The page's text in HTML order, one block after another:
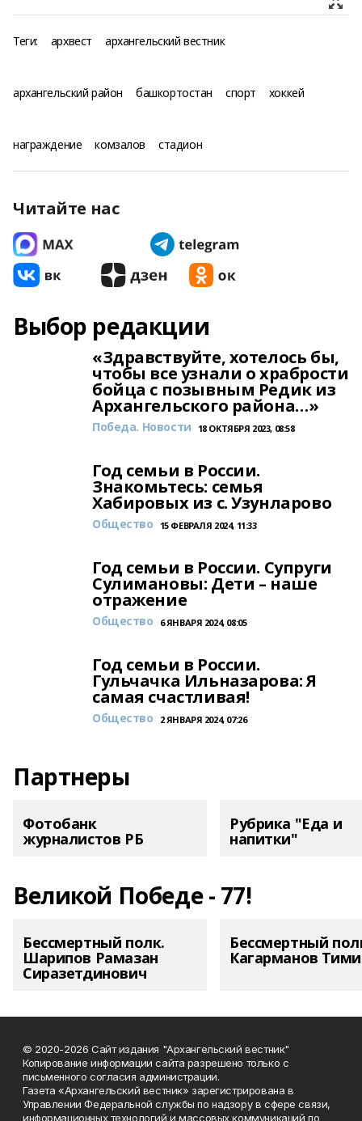
Теги: архвест архангельский вестник
архангельский район башкортостан спорт хоккей
награждение комзалов стадион
Читайте нас
Выбор редакции
«Здравствуйте, хотелось бы,
чтобы все узнали о храбрости
бойца с позывным Редик из
Архангельского района…»
Победа. Новости 18 ОКТЯБРЯ 2023, 08:58
Год семьи в России.
Знакомьтесь: семья
Хабировых из с. Узунларово
Общество 15 ФЕВРАЛЯ 2024, 11:33
Год семьи в России. Супруги
Сулимановы: Дети – наше
отражение
Общество 6 ЯНВАРЯ 2024, 08:05
Год семьи в России.
Гульчачка Ильназарова: Я
самая счастливая!
Общество 2 ЯНВАРЯ 2024, 07:26
Партнеры
Фотобанк
журналистов РБ
Рубрика "Еда и
напитки"
Великой Победе - 77!
Бессмертный полк.
Шарипов Рамазан
Сиразетдинович
Бессмертный
Кагарманов
© 2020-2026 Сайт издания "Архангельский вестник"
Копирование информации сайта разрешено только с
письменного согласия администрации.
Газета «Архангельский вестник» зарегистрирована в
Управлении Федеральной службы по надзору в сфере связи,
информационных технологий и массовых коммуникаций по